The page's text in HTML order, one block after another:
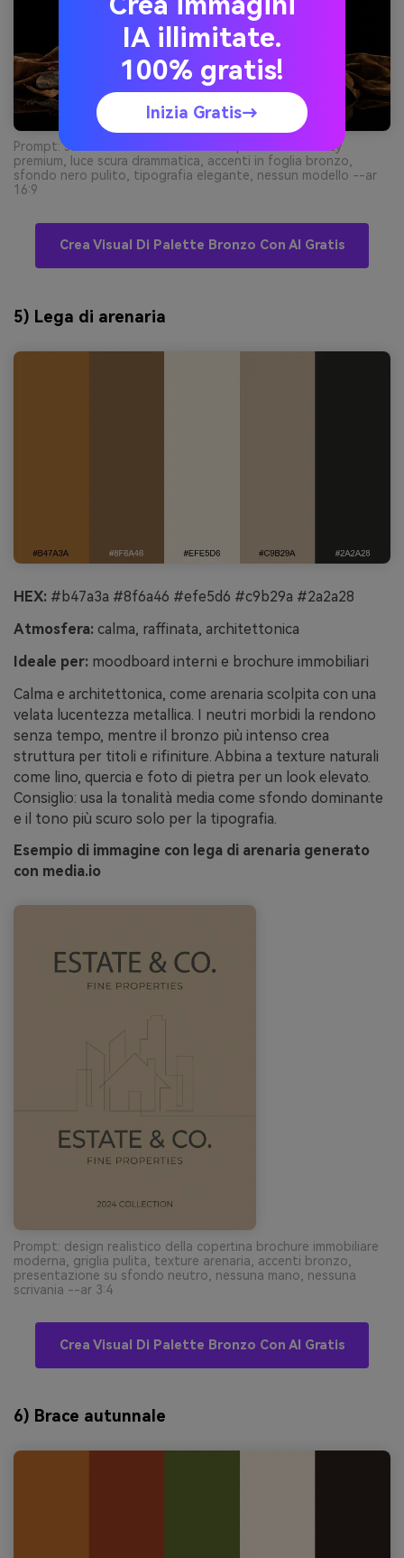
Prompt: scatto realistico in studio di pubblicità beauty
premium, luce scura drammatica, accenti in foglia bronzo,
sfondo nero pulito, tipografia elegante, nessun modello --ar
16:9
Crea Visual Di Palette Bronzo Con AI Gratis
5) Lega di arenaria
HEX: #b47a3a #8f6a46 #efe5d6 #c9b29a #2a2a28
Atmosfera: calma, raffinata, architettonica
Ideale per: moodboard interni e brochure immobiliari
Calma e architettonica, come arenaria scolpita con una
velata lucentezza metallica. I neutri morbidi la rendono
senza tempo, mentre il bronzo più intenso crea
struttura per titoli e rifiniture. Abbina a texture naturali
come lino, quercia e foto di pietra per un look elevato.
Consiglio: usa la tonalità media come sfondo dominante
e il tono più scuro solo per la tipografia.
Esempio di immagine con lega di arenaria generato
con media.io
Prompt: design realistico della copertina brochure immobiliare
moderna, griglia pulita, texture arenaria, accenti bronzo,
presentazione su sfondo neutro, nessuna mano, nessuna
scrivania --ar 3:4
Crea Visual Di Palette Bronzo Con AI Gratis
6) Brace autunnale
IA illimitate.
100% gratis!
Inizia Gratis→